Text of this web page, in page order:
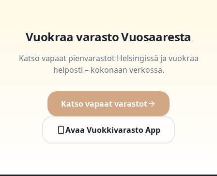
Vuokraa varasto Vuosaaresta
Katso vapaat pienvarastot Helsingissä ja vuokraa
helposti – kokonaan verkossa.
Katso vapaat varastot
Avaa Vuokkivarasto App